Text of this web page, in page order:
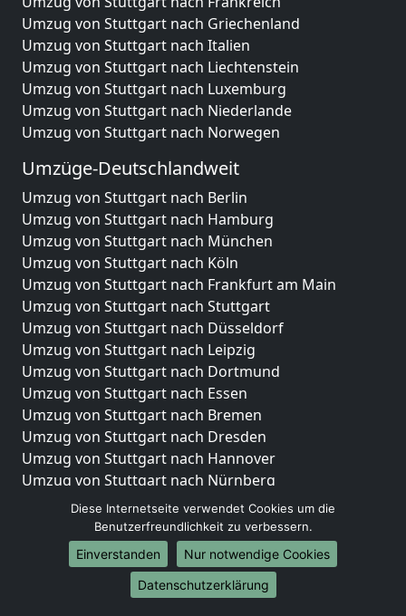
Umzug von Stuttgart nach Griechenland
Umzug von Stuttgart nach Italien
Umzug von Stuttgart nach Liechtenstein
Umzug von Stuttgart nach Luxemburg
Umzug von Stuttgart nach Niederlande
Umzug von Stuttgart nach Norwegen
Umzüge-Deutschlandweit
Umzug von Stuttgart nach Berlin
Umzug von Stuttgart nach Hamburg
Umzug von Stuttgart nach München
Umzug von Stuttgart nach Köln
Umzug von Stuttgart nach Frankfurt am Main
Umzug von Stuttgart nach Stuttgart
Umzug von Stuttgart nach Düsseldorf
Umzug von Stuttgart nach Leipzig
Umzug von Stuttgart nach Dortmund
Umzug von Stuttgart nach Essen
Umzug von Stuttgart nach Bremen
Umzug von Stuttgart nach Dresden
Umzug von Stuttgart nach Hannover
Umzug von Stuttgart nach Nürnberg
Umzug von Stuttgart nach Duisburg
Umzug von Stuttgart nach Bochum
Umzug von Stuttgart nach Wuppertal
Umzug von Stuttgart nach Bielefeld
Umzug von Stuttgart nach Bonn
Diese Internetseite verwendet Cookies um die
Benutzerfreundlichkeit zu verbessern.
Einverstanden
Nur notwendige Cookies
Datenschutzerklärung